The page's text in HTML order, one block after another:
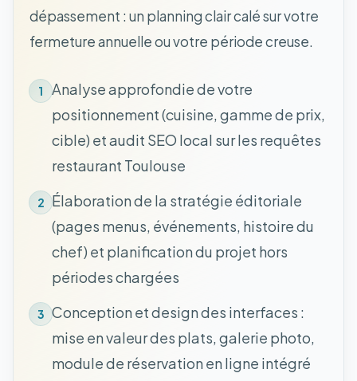
dépassement : un planning clair calé sur votre
fermeture annuelle ou votre période creuse.
1
Analyse approfondie de votre
positionnement (cuisine, gamme de prix,
cible) et audit SEO local sur les requêtes
restaurant Toulouse
2 Élaboration de la stratégie éditoriale
(pages menus, événements, histoire du
chef) et planification du projet hors
périodes chargées
3 Conception et design des interfaces :
mise en valeur des plats, galerie photo,
module de réservation en ligne intégré